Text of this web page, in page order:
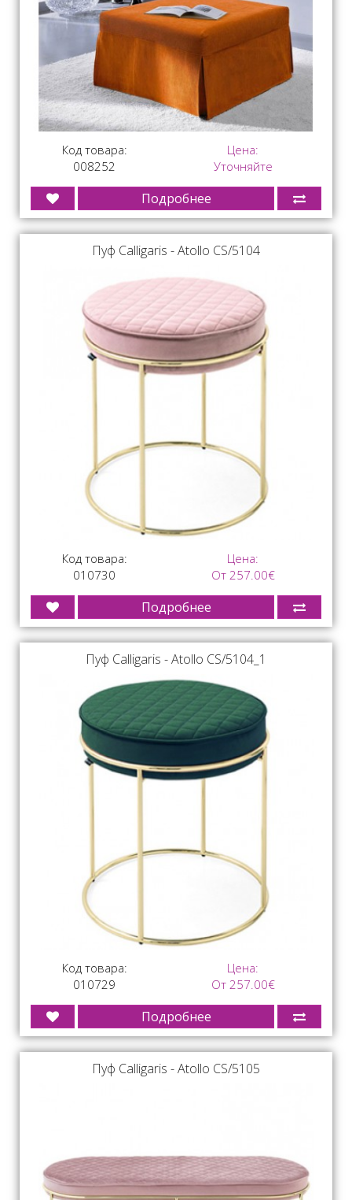
Код товара:
008252
Цена:
Уточняйте
Подробнее
Пуф Calligaris - Atollo CS/5104
Код товара:
010730
Цена:
От 257.00€
Подробнее
Пуф Calligaris - Atollo CS/5104_1
Код товара:
010729
Цена:
От 257.00€
Подробнее
Пуф Calligaris - Atollo CS/5105